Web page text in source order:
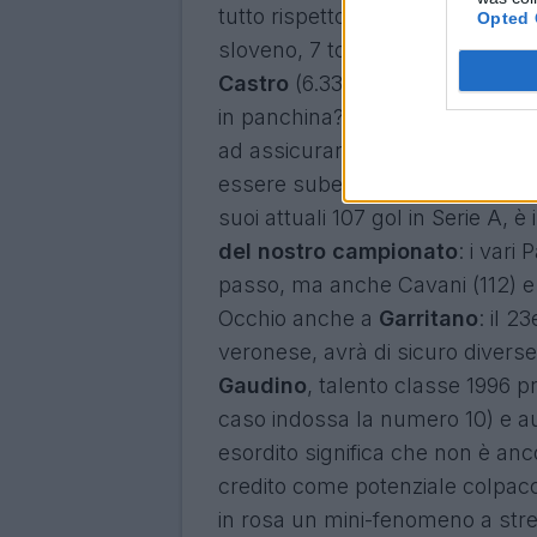
Opted
tutto rispetto, considerati
sloveno, 7 tondo per
Castro (6.33 di fm
), tra l'altro
in panchina? Chi ha preso
ad assicurarsi anche
essere subentrato a gara in
suoi attuali 107 gol in Serie A, è
del nostro campionato: i vari
passo, ma anche Cavani (112)
Occhio anche a Garritano: il
veronese, avrà di sicuro
Gaudino, talento classe 1996
caso indossa la numero 10) e
esordito significa che non è
credito come potenziale
in rosa un mini-fenomeno a